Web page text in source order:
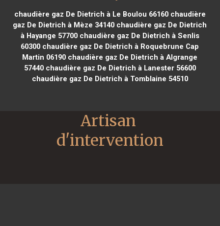
chaudière gaz De Dietrich à Le Boulou 66160chaudière
gaz De Dietrich à Mèze 34140 chaudière gaz De Dietrich
à Hayange 57700chaudière gaz De Dietrich à Senlis
60300 chaudière gaz De Dietrich à Roquebrune Cap
Martin 06190 chaudière gaz De Dietrich à Algrange
57440chaudière gaz De Dietrich à Lanester 56600
chaudière gaz De Dietrich à Tomblaine 54510
Artisan
d'intervention